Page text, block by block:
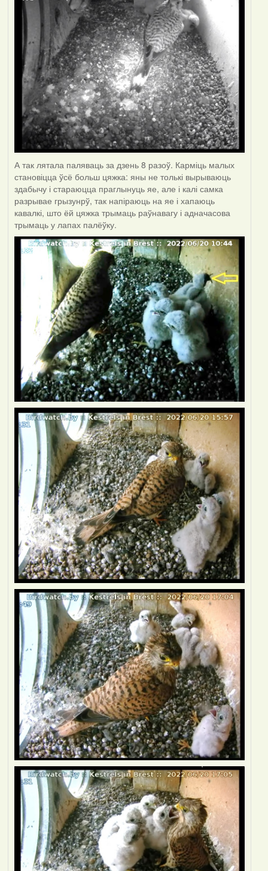
А так лятала паляваць за дзень 8 разоў. Карміць малых
становіцца ўсё больш цяжка: яны не толькі вырываюць
здабычу і стараюцца праглынуць яе, але і калі самка
разрывае грызунрў, так напіраюць на яе і хапаюць
кавалкі, што ёй цяжка трымаць раўнавагу і адначасова
трымаць у лапах палёўку.